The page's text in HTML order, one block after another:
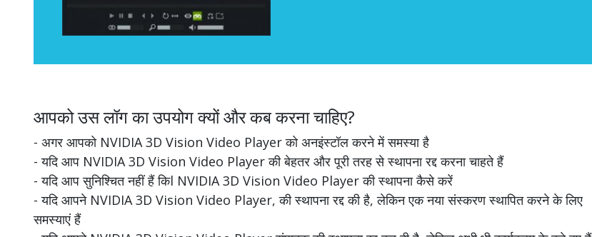
आपको उस लॉग का उपयोग क्यों और कब करना चाहिए?
- अगर आपको NVIDIA 3D Vision Video Player को अनइंस्टॉल करने में समस्या है
- यदि आप NVIDIA 3D Vision Video Player की बेहतर और पूरी तरह से स्थापना रद्द करना चाहते हैं
- यदि आप सुनिश्चित नहीं हैं किl NVIDIA 3D Vision Video Player की स्थापना कैसे करें
- यदि आपने NVIDIA 3D Vision Video Player, की स्थापना रद्द की है, लेकिन एक नया संस्करण स्थापित करने के लिए
समस्याएं हैं